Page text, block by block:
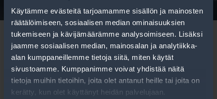
Käytämme evästeitä tarjoamamme sisällön ja mainosten
räätälöimiseen, sosiaalisen median ominaisuuksien
tukemiseen ja kävijämäärämme analysoimiseen. Lisäksi
jaamme sosiaalisen median, mainosalan ja analytiikka-
alan kumppaneillemme tietoja siitä, miten käytät
sivustoamme. Kumppanimme voivat yhdistää näitä
tietoja muihin tietoihin, joita olet antanut heille tai joita on
kerätty, kun olet käyttänyt heidän palvelujaan.
Tilaa uutiskirje